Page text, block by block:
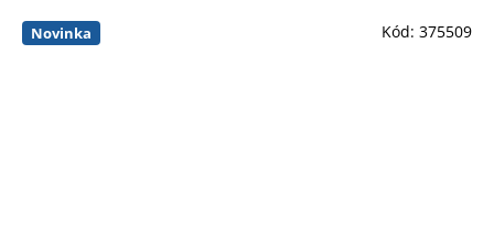
Novinka Kód: 375509